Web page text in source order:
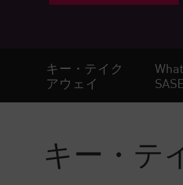
Workforce AI Security
AI Red Teaming
製品を見る（A-Z）
キー・テイク
アウェイ
キー・テ